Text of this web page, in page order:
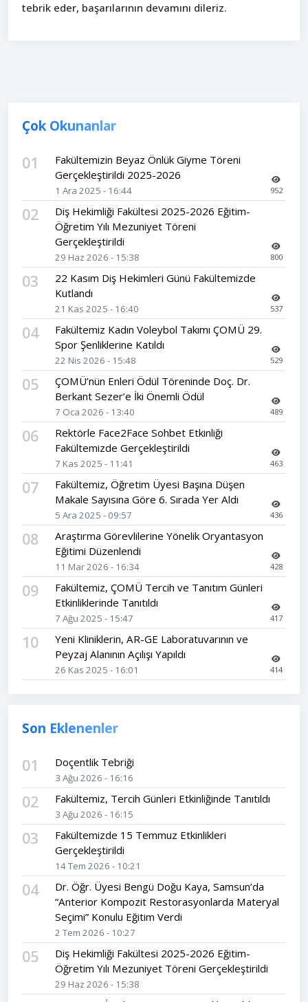
tebrik eder, başarılarının devamını dileriz.
Çok Okunanlar
01
Fakültemizin Beyaz Önlük Giyme Töreni
Gerçekleştirildi 2025-2026
1 Ara 2025 - 16:44 952
02
Diş Hekimliği Fakültesi 2025-2026 Eğitim-
Öğretim Yılı Mezuniyet Töreni
Gerçekleştirildi
29 Haz 2026 - 15:38 800
03
22 Kasım Diş Hekimleri Günü Fakültemizde
Kutlandı
21 Kas 2025 - 16:40 537
04
Fakültemiz Kadın Voleybol Takımı ÇOMÜ 29.
Spor Şenliklerine Katıldı
22 Nis 2026 - 15:48 529
05
ÇOMÜ’nün Enleri Ödül Töreninde Doç. Dr.
Berkant Sezer’e İki Önemli Ödül
7 Oca 2026 - 13:40 489
06
Rektörle Face2Face Sohbet Etkinliği
Fakültemizde Gerçekleştirildi
7 Kas 2025 - 11:41 463
07
Fakültemiz, Öğretim Üyesi Başına Düşen
Makale Sayısına Göre 6. Sırada Yer Aldı
5 Ara 2025 - 09:57 436
08
Araştırma Görevlilerine Yönelik Oryantasyon
Eğitimi Düzenlendi
11 Mar 2026 - 16:34 428
09
Fakültemiz, ÇOMÜ Tercih ve Tanıtım Günleri
Etkinliklerinde Tanıtıldı
7 Ağu 2025 - 15:47 417
10
Yeni Kliniklerin, AR-GE Laboratuvarının ve
Peyzaj Alanının Açılışı Yapıldı
26 Kas 2025 - 16:01 414
Son Eklenenler
01 Doçentlik Tebriği
3 Ağu 2026 - 16:16
02 Fakültemiz, Tercih Günleri Etkinliğinde Tanıtıldı
3 Ağu 2026 - 16:15
03
Fakültemizde 15 Temmuz Etkinlikleri
Gerçekleştirildi
14 Tem 2026 - 10:21
04
Dr. Öğr. Üyesi Bengü Doğu Kaya, Samsun’da
“Anterior Kompozit Restorasyonlarda Materyal
Seçimi” Konulu Eğitim Verdi
2 Tem 2026 - 10:27
05
Diş Hekimliği Fakültesi 2025-2026 Eğitim-
Öğretim Yılı Mezuniyet Töreni Gerçekleştirildi
29 Haz 2026 - 15:38